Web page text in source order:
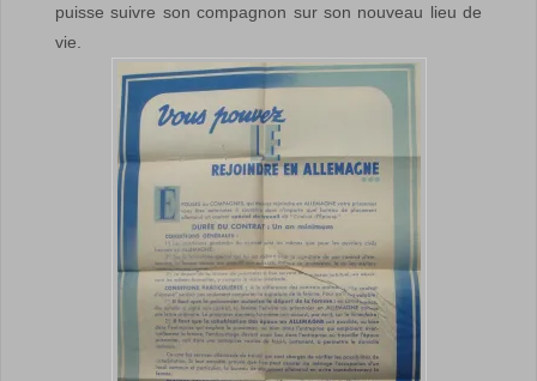
puisse suivre son compagnon sur son nouveau lieu de
vie.